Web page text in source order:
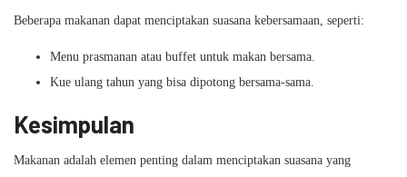
Beberapa makanan dapat menciptakan suasana kebersamaan, seperti:
Menu prasmanan atau buffet untuk makan bersama.
Kue ulang tahun yang bisa dipotong bersama-sama.
Kesimpulan
Makanan adalah elemen penting dalam menciptakan suasana yang